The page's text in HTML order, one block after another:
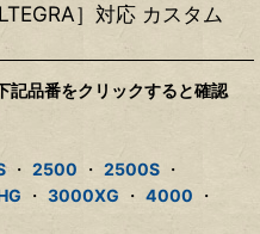
］対応 カスタム
記品番をクリックすると確認
・ 2500 ・ 2500S ・
・ 3000XG ・ 4000 ・